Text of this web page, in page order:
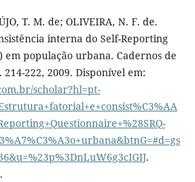
T. M. de; OLIVEIRA, N. F. de.
interna do Self-Reporting
em população urbana. Cadernos de
222, 2009. Disponível em:
scholar?hl=pt-
.